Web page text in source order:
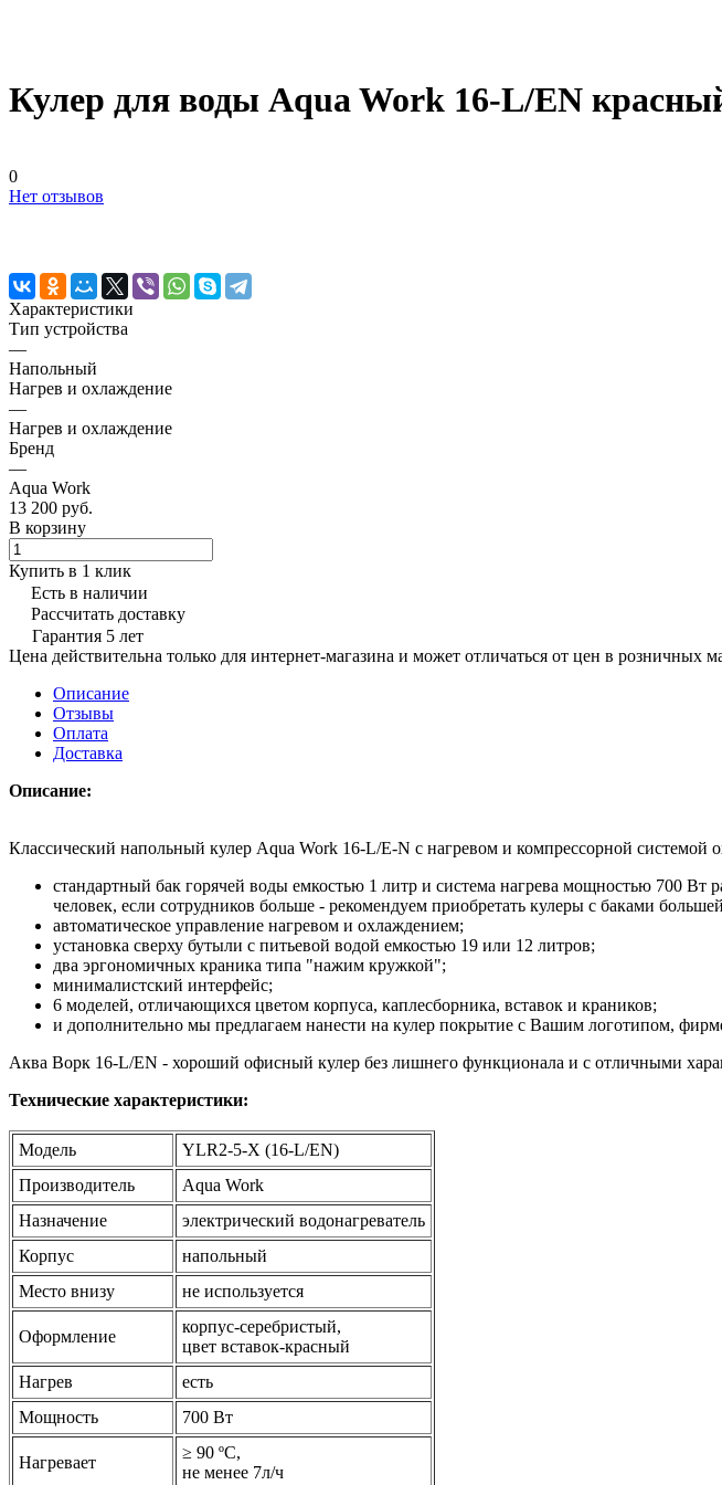
Кулер для воды Aqua Work 16-L/EN
0
Нет отзывов
Характеристики
Тип устройства
—
Напольный
Нагрев и охлаждение
—
Нагрев и охлаждение
Бренд
—
Aqua Work
13 200 руб.
В корзину
Купить в 1 клик
Есть в наличии
Рассчитать доставку
Гарантия 5 лет
Цена действительна только для интернет-магазина и может отличаться от цен в розничных
Описание
Отзывы
Оплата
Доставка
Описание:
Классический напольный кулер Aqua Work 16-L/E-N с нагревом и компрессорной
стандартный бак горячей воды емкостью 1 литр и система нагрева мощностью 700
человек, если сотрудников больше - рекомендуем приобретать кулеры с баками
автоматическое управление нагревом и охлаждением;
установка сверху бутыли с питьевой водой емкостью 19 или 12 литров;
два эргономичных краника типа "нажим кружкой";
минималистский интерфейс;
6 моделей, отличающихся цветом корпуса, каплесборника, вставок и краников;
и дополнительно мы предлагаем нанести на кулер покрытие с Вашим логотипом,
Аква Ворк 16-L/EN - хороший офисный кулер без лишнего функционала и с отличными
Технические характеристики:
Модель
YLR2-5-X (16-L/EN)
Производитель
Aqua Work
Назначение
электрический водонагреватель
Корпус
напольный
Место внизу
не используется
Оформление
корпус-серебристый,
цвет вставок-красный
Нагрев
есть
Мощность
700 Вт
Нагревает
≥ 90 ºС,
не менее 7л/ч